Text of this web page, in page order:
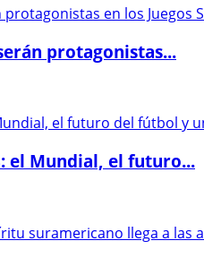
protagonistas...
el Mundial, el futuro...